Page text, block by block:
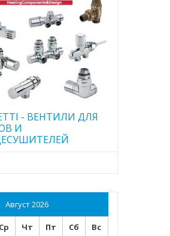
- ВЕНТИЛИ ДЛЯ
И
Август 2026
Ср Чт Пт Сб Вс